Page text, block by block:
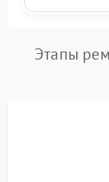
Этапы